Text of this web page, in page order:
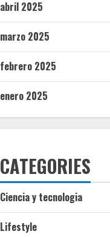
abril 2025
marzo 2025
febrero 2025
enero 2025
CATEGORIES
Ciencia y tecnologia
Lifestyle